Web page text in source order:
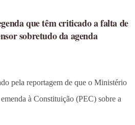
que têm criticado a falta de
sobretudo da agenda
pela reportagem de que o Ministério
à Constituição (PEC) sobre a